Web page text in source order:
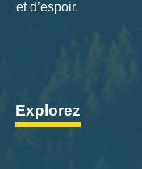
et d’espoir.
Explorez